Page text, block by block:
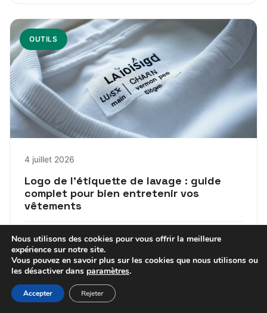
OUTILS
4 juillet 2026
Logo de l’étiquette de lavage : guide
complet pour bien entretenir vos
vêtements
Julien
Nous utilisons des cookies pour vous offrir la meilleure
expérience sur notre site.
Vous pouvez en savoir plus sur les cookies que nous utilisons ou
les désactiver dans paramètres.
Accepter Rejeter